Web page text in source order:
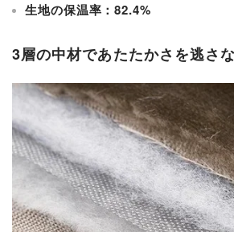
生地の保温率：82.4%
3層の中材であたたかさを逃さ